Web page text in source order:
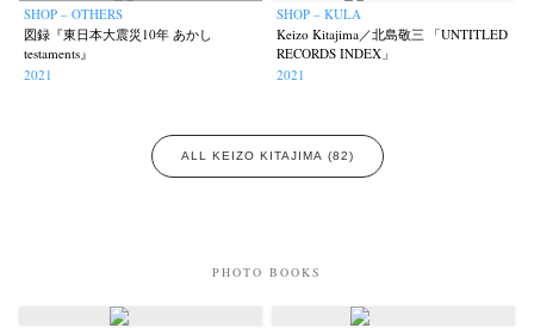
SHOP – OTHERS
図録『東日本大震災10年 あかし
testaments』
2021
SHOP – KULA
Keizo Kitajima／北島敬三 「UNTITLED
RECORDS INDEX」
2021
ALL KEIZO KITAJIMA (82)
PHOTO BOOKS